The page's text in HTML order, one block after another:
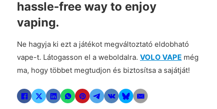
hassle-free way to enjoy
vaping.
Ne hagyja ki ezt a játékot megváltoztató eldobható
vape-t. Látogasson el a weboldalra. VOLO VAPE még
ma, hogy többet megtudjon és biztosítsa a sajátját!